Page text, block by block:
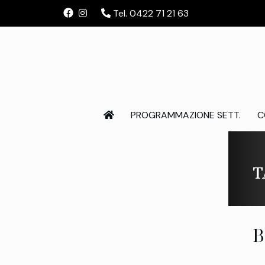
Tel. 0422 71 21 63
PROGRAMMAZIONE SETT.